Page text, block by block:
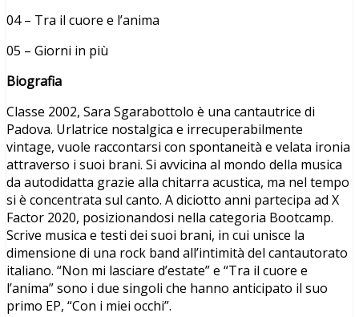
04 – Tra il cuore e l’anima
05 – Giorni in più
Biografia
Classe 2002, Sara Sgarabottolo è una cantautrice di
Padova. Urlatrice nostalgica e irrecuperabilmente
vintage, vuole raccontarsi con spontaneità e velata ironia
attraverso i suoi brani. Si avvicina al mondo della musica
da autodidatta grazie alla chitarra acustica, ma nel tempo
si è concentrata sul canto. A diciotto anni partecipa ad X
Factor 2020, posizionandosi nella categoria Bootcamp.
Scrive musica e testi dei suoi brani, in cui unisce la
dimensione di una rock band all’intimità del cantautorato
italiano. “Non mi lasciare d’estate” e “Tra il cuore e
l’anima” sono i due singoli che hanno anticipato il suo
primo EP, “Con i miei occhi”.